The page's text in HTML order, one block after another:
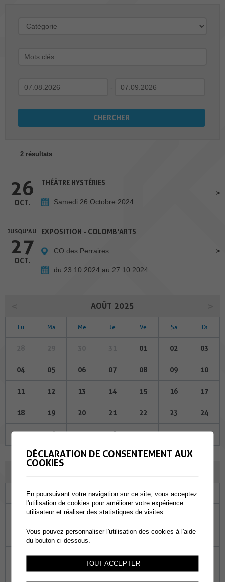
-
2 résultats
26
OCT.
THÉÂTRE HYSTÉRIES
Samedi 26 Octobre 2024
JUSQU'AU
27
OCT.
EXPOSITION - COLOMB'ARTS
CO des Perraires
du 23.10.2024 au 27.10.2024
AOÛT 2025
Lu Ma Me Je Ve Sa Di
01 02 03
04 05 06 07 08 09 10
11 12 13 14 15 16 17
18 19 20 21 22 23 24
25 26 27 28 29 30 31
Ma Me Je Ve Sa
02 03 04 05
09 10 11 12 13
16 17 18 19 20
DÉCLARATION DE CONSENTEMENT AUX
COOKIES
En poursuivant votre navigation sur ce site, vous acceptez
l'utilisation de cookies pour améliorer votre expérience
utilisateur et réaliser des statistiques de visites.
Vous pouvez personnaliser l'utilisation des cookies à l'aide
du bouton ci-dessous.
TOUT ACCEPTER